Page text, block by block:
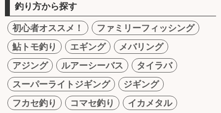
釣り方から探す
初心者オススメ！
ファミリーフィッシング
鮎トモ釣り
エギング
メバリング
アジング
ルアーシーバス
タイラバ
スーパーライトジギング
ジギング
フカセ釣り
コマセ釣り
イカメタル